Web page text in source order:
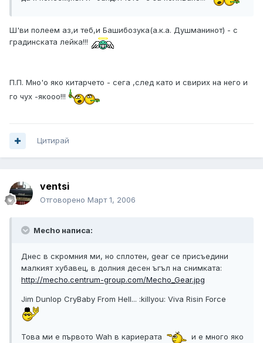
Ш'ви полеем аз,и теб,и Башибозука(а.к.а. Душманинот) - с
градинската лейка!!!
П.П. Мно'о яко китарчето - сега ,след като и свирих на него и
го чух -якооо!!!
Цитирай
ventsi
Отговорено Март 1, 2006
Mecho написа:
Днес в скромния ми, но сплотен, gear се присъедини
малкият хубавец, в долния десен ъгъл на снимката:
http://mecho.centrum-group.com/Mecho_Gear.jpg
Jim Dunlop CryBaby From Hell... :killyou: Viva Risin Force
Това ми е първото Wah в кариерата и е много яко